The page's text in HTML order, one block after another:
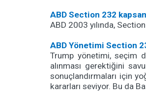
ABD Section 232
ABD 2003 yılında,
ABD Yönetimi Section
Trump yönetimi, seçim
alınması gerektiğini
sonuçlandırmaları için
kararları seviyor. Bu da